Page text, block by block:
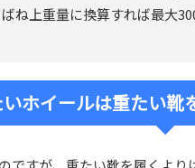
ね上重量に換算すれば最大
ホイールは重たい靴